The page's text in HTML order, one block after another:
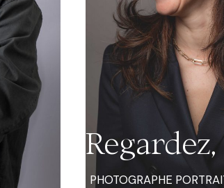
PHOTOGRAPHE